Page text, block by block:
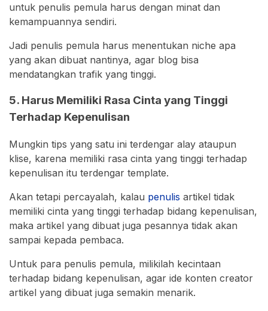
untuk penulis pemula harus dengan minat dan
kemampuannya sendiri.
Jadi penulis pemula harus menentukan niche apa
yang akan dibuat nantinya, agar blog bisa
mendatangkan trafik yang tinggi.
5. Harus Memiliki Rasa Cinta yang Tinggi
Terhadap Kepenulisan
Mungkin tips yang satu ini terdengar alay ataupun
klise, karena memiliki rasa cinta yang tinggi terhadap
kepenulisan itu terdengar template.
Akan tetapi percayalah, kalau penulis artikel tidak
memiliki cinta yang tinggi terhadap bidang kepenulisan,
maka artikel yang dibuat juga pesannya tidak akan
sampai kepada pembaca.
Untuk para penulis pemula, milikilah kecintaan
terhadap bidang kepenulisan, agar ide konten creator
artikel yang dibuat juga semakin menarik.